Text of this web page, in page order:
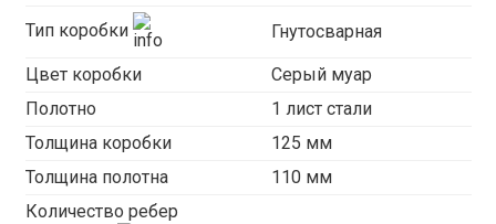
Тип коробки Гнутосварная
Цвет коробки
Серый муар
Полотно
1 лист стали
Толщина коробки
125 мм
Толщина полотна
110 мм
Количество ребер